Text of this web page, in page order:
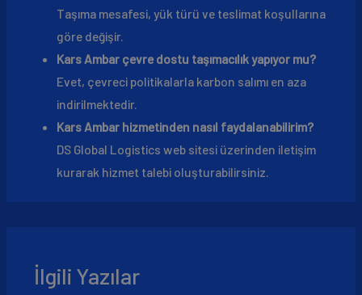
Taşıma mesafesi, yük türü ve teslimat koşullarına
göre değişir.
Kars Ambar çevre dostu taşımacılık yapıyor mu?
Evet, çevreci politikalarla karbon salımı en aza
indirilmektedir.
Kars Ambar hizmetinden nasıl faydalanabilirim?
DS Global Logistics web sitesi üzerinden iletişim
kurarak hizmet talebi oluşturabilirsiniz.
İlgili Yazılar